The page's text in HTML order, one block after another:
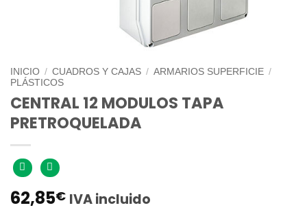
INICIO / CUADROS Y CAJAS / ARMARIOS SUPERFICIE /
PLÁSTICOS
CENTRAL 12 MODULOS TAPA
PRETROQUELADA
62,85€ IVA incluido